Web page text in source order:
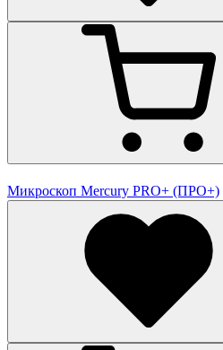
Микроскоп Mercury PRO+ (ПРО+)